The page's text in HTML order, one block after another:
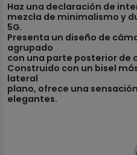
Haz una declaración de
mezcla de minimalismo y
5G.
Presenta un diseño de
agrupado
con una parte posterior de
Construido con un bisel
lateral
plano, ofrece una
elegantes.